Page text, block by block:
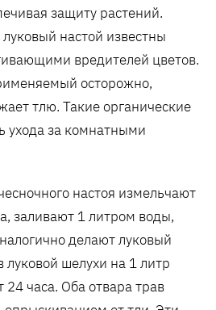
защиту растений.
настой известны
вредителей цветов.
осторожно‚
тлю. Такие органические
ухода за комнатными
настоя измельчают
заливают 1 литром воды‚
делают луковый
шелухи на 1 литр
24 часа. Оба отвара трав